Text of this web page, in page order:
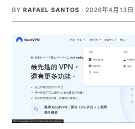
BY RAFAEL SANTOS · 2026年4月13日